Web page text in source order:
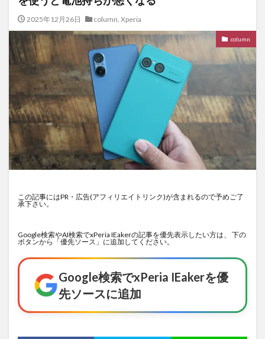
2025年12月26日 column, Xperia
column
この記事にはPR・広告(アフィリエイトリンク)が含まれるので予めご了
承下さい。
Google検索やAI検索でxPeria IEakerの記事を優先表示したい方は、 下の
ボタンから「優先ソース」に追加してください。
Google検索でxPeria IEakerを優
先ソースに追加